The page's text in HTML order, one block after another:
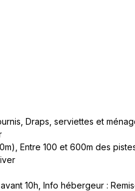
Draps, serviettes et
Entre 100 et 600m des
10h Info hébergeur :